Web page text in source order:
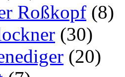
Roßkopf (8)
(30)
(20)